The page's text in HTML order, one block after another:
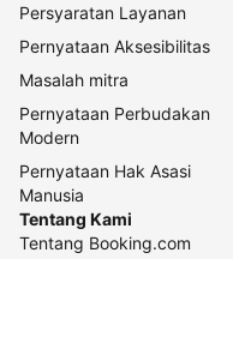
Persyaratan Layanan
Pernyataan Aksesibilitas
Masalah mitra
Pernyataan Perbudakan
Modern
Pernyataan Hak Asasi
Manusia
Tentang Kami
Tentang Booking.com